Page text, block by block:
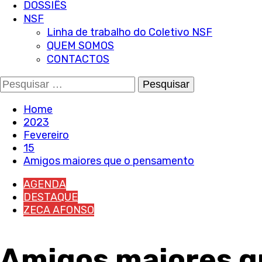
DOSSIÊS
NSF
Linha de trabalho do Coletivo NSF
QUEM SOMOS
CONTACTOS
Pesquisar
por:
Home
2023
Fevereiro
15
Amigos maiores que o pensamento
AGENDA
DESTAQUE
ZECA AFONSO